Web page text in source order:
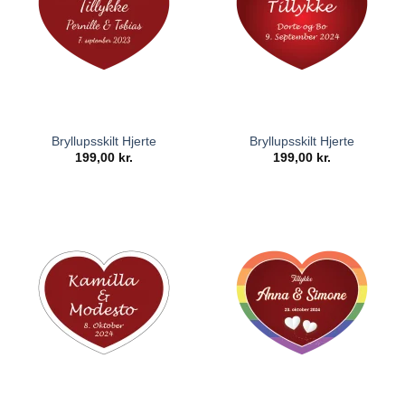
Brug kobberbryllupsskilte til hele festen
Et kobberbryllupsskilt kan bruges fra første gæst
ankommer, til den sidste siger farvel. Ved indgangen byder
på dagen og på kærligheden, der holder.
Et skilt med varme og personlighed
Hos E-skilte handler skilte ikke kun om funktion – men
også om følelse. Et
skal afspejle den
Bryllupsskilt Hjerte
199,00 kr.
Bryllupsskilt Hjerte
199,00 kr.